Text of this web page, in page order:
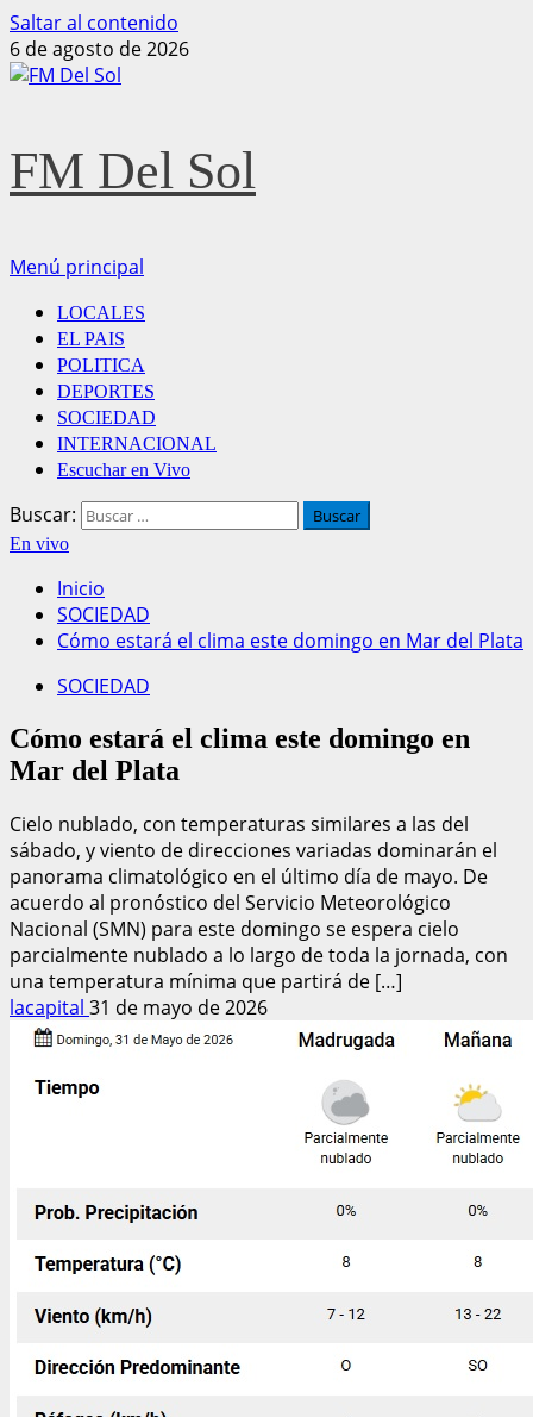
Saltar al contenido
6 de agosto de 2026
FM Del Sol
Menú principal
LOCALES
EL PAIS
POLITICA
DEPORTES
SOCIEDAD
INTERNACIONAL
Escuchar en Vivo
Buscar:
En vivo
Inicio
SOCIEDAD
Cómo estará el clima este domingo en Mar del Plata
SOCIEDAD
Cómo estará el clima este domingo en
Mar del Plata
Cielo nublado, con temperaturas similares a las del
sábado, y viento de direcciones variadas dominarán el
panorama climatológico en el último día de mayo. De
acuerdo al pronóstico del Servicio Meteorológico
Nacional (SMN) para este domingo se espera cielo
parcialmente nublado a lo largo de toda la jornada, con
una temperatura mínima que partirá de […]
lacapital 31 de mayo de 2026